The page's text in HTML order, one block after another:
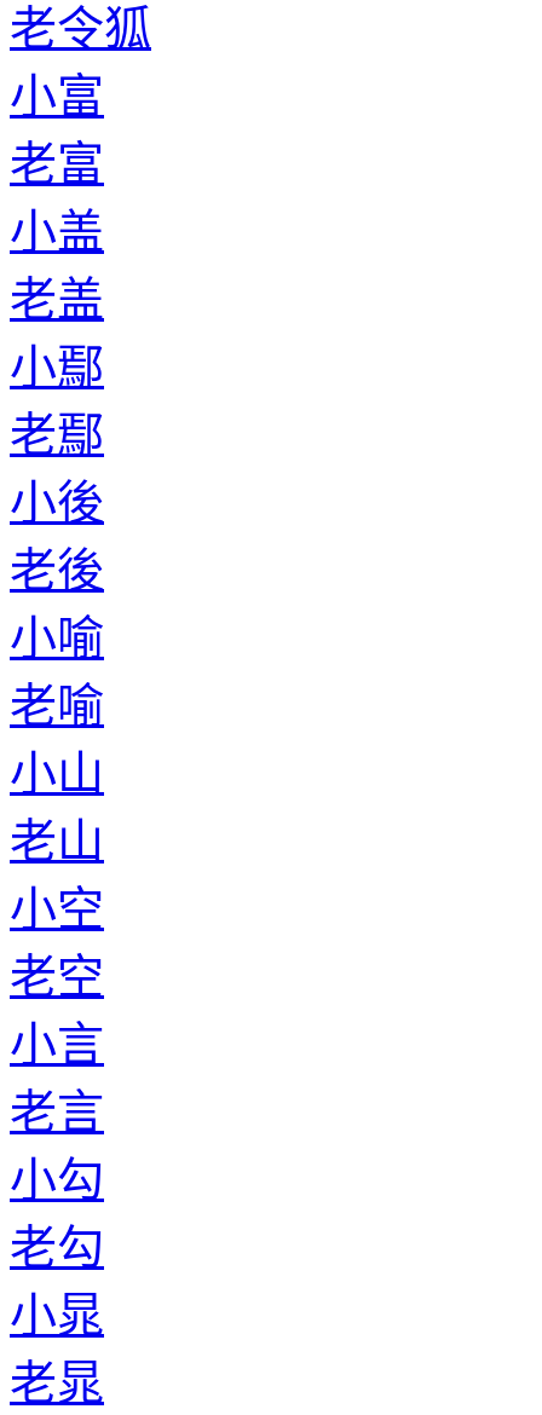
老令狐
小富
老富
小盖
老盖
小鄢
老鄢
小後
老後
小喻
老喻
小山
老山
小空
老空
小言
老言
小勾
老勾
小晁
老晁